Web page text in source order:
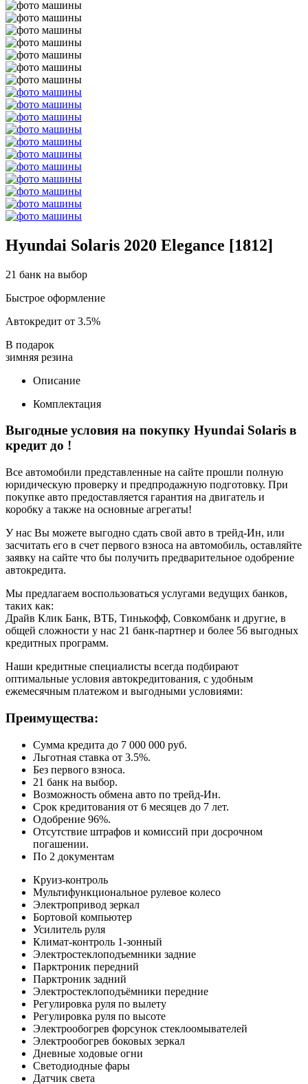
Hyundai Solaris 2020 Elegance [1812]
21 банк на выбор
Быстрое оформление
Автокредит от 3.5%
В подарок
зимняя резина
Описание
Комплектация
Выгодные условия на покупку Hyundai Solaris в
кредит до !
Все автомобили представленные на сайте прошли полную
юридическую проверку и предпродажную подготовку. При
покупке авто предоставляется гарантия на двигатель и
коробку а также на основные агрегаты!
У нас Вы можете выгодно сдать свой авто в трейд-Ин, или
засчитать его в счет первого взноса на автомобиль, оставляйте
заявку на сайте что бы получить предварительное одобрение
автокредита.
Мы предлагаем воспользоваться услугами ведущих банков,
таких как:
Драйв Клик Банк, ВТБ, Тинькофф, Совкомбанк и другие, в
общей сложности у нас 21 банк-партнер и более 56 выгодных
кредитных программ.
Наши кредитные специалисты всегда подбирают
оптимальные условия автокредитования, с удобным
ежемесячным платежом и выгодными условиями:
Преимущества:
Сумма кредита до 7 000 000 руб.
Льготная ставка от 3.5%.
Без первого взноса.
21 банк на выбор.
Возможность обмена авто по трейд-Ин.
Срок кредитования от 6 месяцев до 7 лет.
Одобрение 96%.
Отсутствие штрафов и комиссий при досрочном
погашении.
По 2 документам
Круиз-контроль
Мультифункциональное рулевое колесо
Электропривод зеркал
Бортовой компьютер
Усилитель руля
Климат-контроль 1-зонный
Электростеклоподъемники задние
Парктроник передний
Парктроник задний
Электростеклоподъёмники передние
Регулировка руля по вылету
Регулировка руля по высоте
Электрообогрев форсунок стеклоомывателей
Электрообогрев боковых зеркал
Дневные ходовые огни
Светодиодные фары
Датчик света